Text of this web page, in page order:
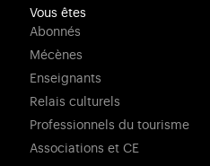
Vous êtes
Abonnés
Mécènes
Enseignants
Relais culturels
Professionnels du tourisme
Associations et CE